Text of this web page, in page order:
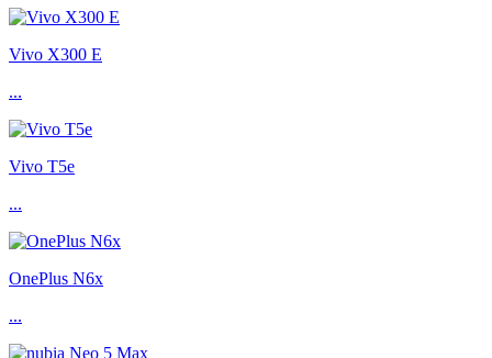
Vivo X300 E
...
Vivo T5e
...
OnePlus N6x
...